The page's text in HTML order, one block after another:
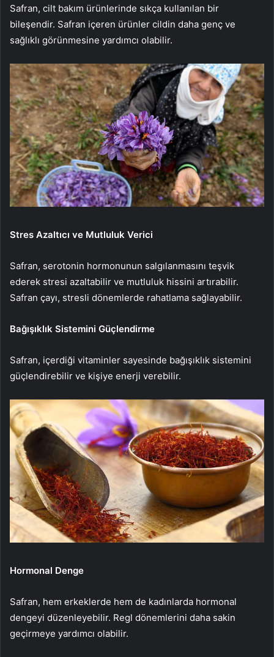
Safran, cilt bakım ürünlerinde sıkça kullanılan bir
bileşendir. Safran içeren ürünler cildin daha genç ve
sağlıklı görünmesine yardımcı olabilir.
Stres Azaltıcı ve Mutluluk Verici
Safran, serotonin hormonunun salgılanmasını teşvik
ederek stresi azaltabilir ve mutluluk hissini artırabilir.
Safran çayı, stresli dönemlerde rahatlama sağlayabilir.
Bağışıklık Sistemini Güçlendirme
Safran, içerdiği vitaminler sayesinde bağışıklık sistemini
güçlendirebilir ve kişiye enerji verebilir.
Hormonal Denge
Safran, hem erkeklerde hem de kadınlarda hormonal
dengeyi düzenleyebilir. Regl dönemlerini daha sakin
geçirmeye yardımcı olabilir.